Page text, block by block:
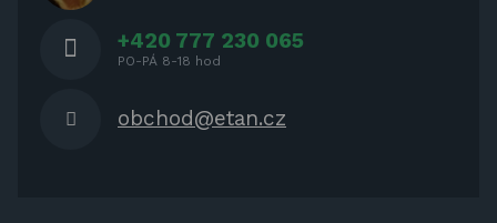
+420 777 230 065
PO-PÁ 8-18 hod
obchod@etan.cz